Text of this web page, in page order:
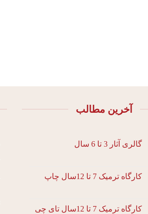
آخرین مطالب
گالری آثار 3 تا 6 سال
کارگاه ترمیک 7 تا 12سال چاپ
کارگاه ترمیک 7 تا 12سال تای چی